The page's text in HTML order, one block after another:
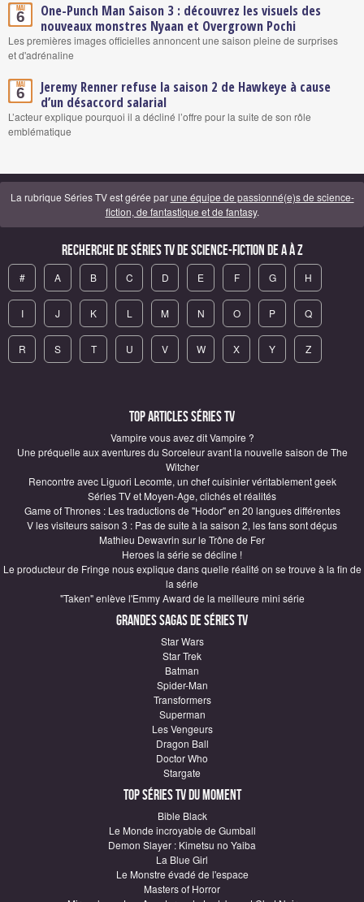
Mai
6
One-Punch Man Saison 3 : découvrez les visuels des
nouveaux monstres Nyaan et Overgrown Pochi
Les premières images officielles annoncent une saison pleine de surprises
et d'adrénaline
Mai
6
Jeremy Renner refuse la saison 2 de Hawkeye à cause
d’un désaccord salarial
L’acteur explique pourquoi il a décliné l’offre pour la suite de son rôle
emblématique
La rubrique Séries TV est gérée parune équipe de passionné(e)s de science-
fiction, de fantastique et de fantasy.
Recherche de Séries TV de science-fiction de A à Z
# A B C D E F G H
I J K L M N O P Q
R S T U V W X Y Z
Top articles Séries TV
Vampire vous avez dit Vampire ?
Une préquelle aux aventures du Sorceleur avant la nouvelle saison de The
Witcher
Rencontre avec Liguori Lecomte, un chef cuisinier véritablement geek
Séries TV et Moyen-Age, clichés et réalités
Game of Thrones : Les traductions de "Hodor" en 20 langues différentes
V les visiteurs saison 3 : Pas de suite à la saison 2, les fans sont déçus
Mathieu Dewavrin sur le Trône de Fer
Heroes la série se décline !
Le producteur de Fringe nous explique dans quelle réalité on se trouve à la fin de
la série
"Taken" enlève l'Emmy Award de la meilleure mini série
Grandes sagas de Séries TV
Star Wars
Star Trek
Batman
Spider-Man
Transformers
Superman
Les Vengeurs
Dragon Ball
Doctor Who
Stargate
Top Séries TV du moment
Bible Black
Le Monde incroyable de Gumball
Demon Slayer : Kimetsu no Yaiba
La Blue Girl
Le Monstre évadé de l'espace
Masters of Horror